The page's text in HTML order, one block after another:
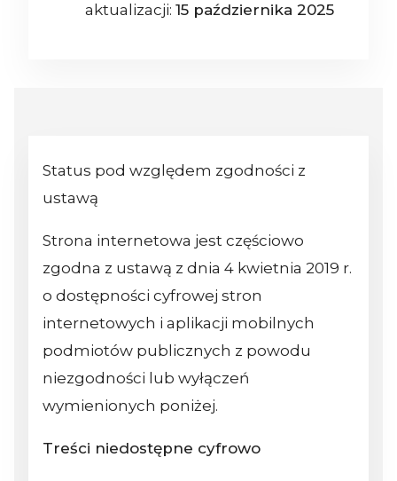
aktualizacji: 15 października 2025
Status pod względem zgodności z
ustawą
Strona internetowa jest częściowo
zgodna z ustawą z dnia 4 kwietnia 2019 r.
o dostępności cyfrowej stron
internetowych i aplikacji mobilnych
podmiotów publicznych z powodu
niezgodności lub wyłączeń
wymienionych poniżej.
Treści niedostępne cyfrowo